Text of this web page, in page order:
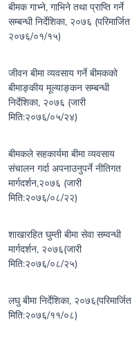
बीमक गाभ्ने, गाभिने तथा प्राप्ति गर्ने
सम्बन्धी निर्देशिका, २०७६ (परिमार्जित
२०७६/०१/१५)
जीवन बीमा व्यवसाय गर्ने बीमकको
बीमाङ्कीय मूल्याङ्कन सम्बन्धी
निर्देशिका, २०७६ (जारी
मिति:२०७६/०५/२४)
बीमकले सहकार्यमा बीमा व्यवसाय
संचालन गर्दा अपनाउनुपर्ने नीतिगत
मार्गदर्शन,२०७६ (जारी
मिति:२०७६/०८/२२)
शाखारहित घुम्ती बीमा सेवा सम्वन्धी
मार्गदर्शन, २०७६(जारी
मिति:२०७६/०८/२५)
लघु बीमा निर्देशिका, २०७६(परिमार्जित
मिति:२०७६/११/०८)